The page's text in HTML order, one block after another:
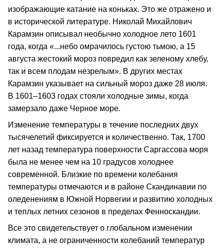
изображающие катание на коньках. Это же отражено и
в исторической литературе. Николай Михайлович
Карамзин описывал необычно холодное лето 1601
года, когда «...небо омрачилось густою тьмою, а 15
августа жестокий мороз повредил как зеленому хлебу,
так и всем плодам незрелым». В других местах
Карамзин указывает на сильный мороз даже 28 июля.
В 1601–1603 годах стояли холодные зимы, когда
замерзало даже Черное море.
Изменение температуры в течение последних двух
тысячелетий фиксируется и количественно. Так, 1700
лет назад температура поверхности Саргассова моря
была не менее чем на 10 градусов холоднее
современной. Близкие по времени колебания
температуры отмечаются и в районе Скандинавии по
оледенениям в Южной Норвегии и развитию холодных
и теплых летних сезонов в пределах Фенноскандии.
Все это свидетельствует о глобальном изменении
климата, а не ограниченности колебаний температур